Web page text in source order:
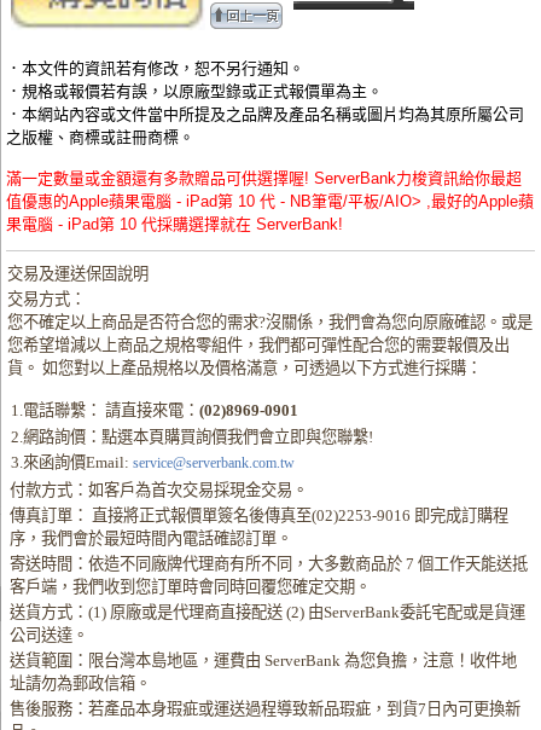
．本文件的資訊若有修改，恕不另行通知。
．規格或報價若有誤，以原廠型錄或正式報價單為主。
．本網站內容或文件當中所提及之品牌及產品名稱或圖片均為其原所屬公司
之版權、商標或註冊商標。
滿一定數量或金額還有多款贈品可供選擇喔! ServerBank力梭資訊給你最超
值優惠的Apple蘋果電腦 - iPad第 10 代 - NB筆電/平板/AIO> ,最好的Apple蘋
果電腦 - iPad第 10 代採購選擇就在 ServerBank!
交易及運送保固說明
交易方式：
您不確定以上商品是否符合您的需求?沒關係，我們會為您向原廠確認。或是
您希望增減以上商品之規格零組件，我們都可彈性配合您的需要報價及出
貨。 如您對以上產品規格以及價格滿意，可透過以下方式進行採購：
1.電話聯繫： 請直接來電：(02)8969-0901
2.網路詢價：點選本頁購買詢價我們會立即與您聯繫!
3.來函詢價Email: service@serverbank.com.tw
付款方式：如客戶為首次交易採現金交易。
傳真訂單： 直接將正式報價單簽名後傳真至(02)2253-9016 即完成訂購程
序，我們會於最短時間內電話確認訂單。
寄送時間：依造不同廠牌代理商有所不同，大多數商品於 7 個工作天能送抵
客戶端，我們收到您訂單時會同時回覆您確定交期。
送貨方式：(1) 原廠或是代理商直接配送 (2) 由ServerBank委託宅配或是貨運
公司送達。
送貨範圍：限台灣本島地區，運費由 ServerBank 為您負擔，注意！收件地
址請勿為郵政信箱。
售後服務：若產品本身瑕疵或運送過程導致新品瑕疵，到貨7日內可更換新